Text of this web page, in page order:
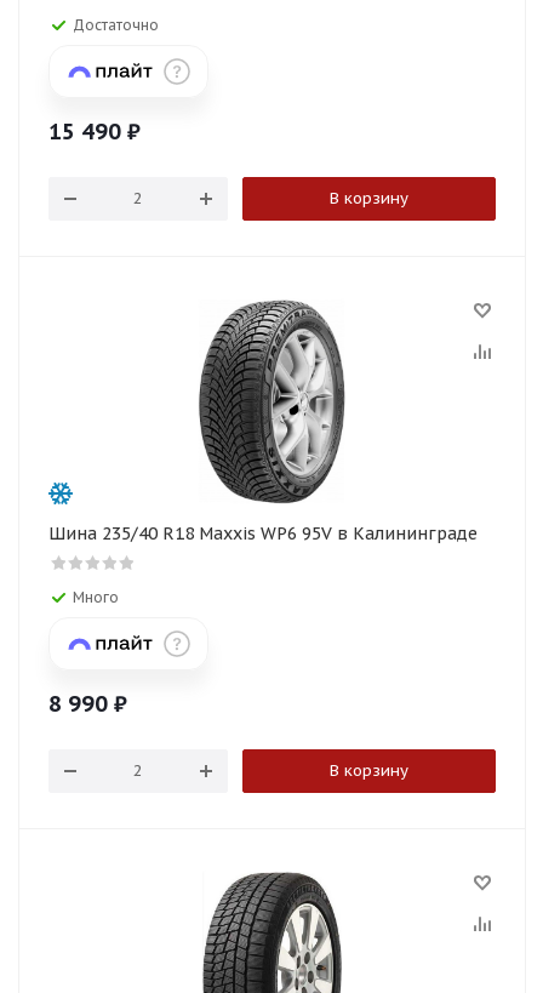
Достаточно
15 490 ₽
В корзину
Шина 235/40 R18 Maxxis WP6 95V в Калининграде
Много
8 990 ₽
В корзину